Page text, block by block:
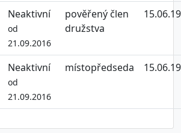
Neaktivní
od
21.09.2016
pověřený člen
družstva
Neaktivní
od
21.09.2016
místopředseda